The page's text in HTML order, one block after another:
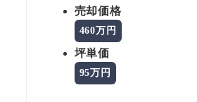
売却価格
460万円
坪単価
95万円